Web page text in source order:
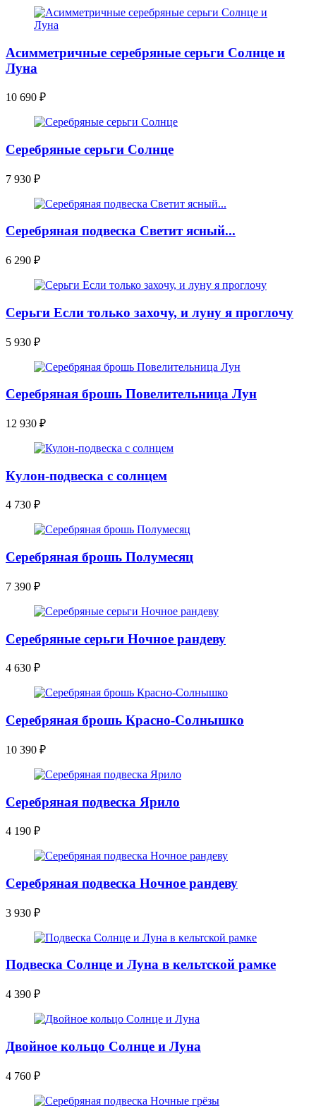
Асимметричные серебряные серьги Солнце и
Луна
10 690 ₽
Серебряные серьги Солнце
7 930 ₽
Серебряная подвеска Светит ясный...
6 290 ₽
Серьги Если только захочу, и луну я проглочу
5 930 ₽
Серебряная брошь Повелительница Лун
12 930 ₽
Кулон-подвеска с солнцем
4 730 ₽
Серебряная брошь Полумесяц
7 390 ₽
Серебряные серьги Ночное рандеву
4 630 ₽
Серебряная брошь Красно-Солнышко
10 390 ₽
Серебряная подвеска Ярило
4 190 ₽
Серебряная подвеска Ночное рандеву
3 930 ₽
Подвеска Солнце и Луна в кельтской рамке
4 390 ₽
Двойное кольцо Солнце и Луна
4 760 ₽